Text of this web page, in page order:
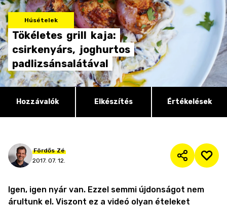
Húsételek
Tökéletes grill kaja:
csirkenyárs, joghurtos
padlizsánsalátával
Hozzávalók Elkészítés Értékelések
Fördős Zé
2017. 07. 12.
Igen, igen nyár van. Ezzel semmi újdonságot nem
árultunk el. Viszont ez a videó olyan ételeket